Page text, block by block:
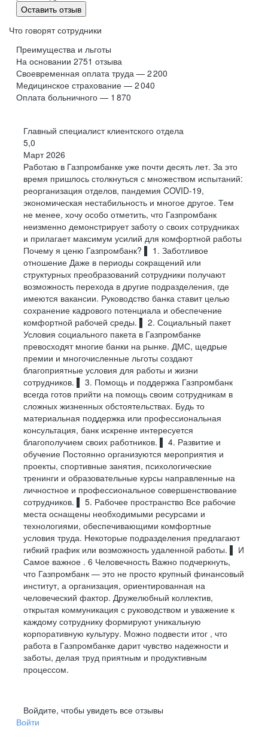
Розничный бизнес
Менеджер по продажам
Кассир-операционист
Начальник/заместитель начальника дополнительного
офиса
Премиальный банкинг
Ассистент премиального менеджера
Менеджер по премиальному обслуживанию
Директор по премиальному обслуживанию
Смотреть все вакансии
Выездные продажи
Выездной представитель банка
Менеджер отдела прямых и выездных продаж
Смотреть все вакансии
Корпоративные клиенты
Менеджер по привлечению зарплатных клиентов
Начальник отдела продаж зарплатных проектов
Смотреть все вакансии
Дистанционное обслуживание клиентов
Специалист входящей линии
Специалист по обслуживанию клиентов в чате
Нам важно, чтобы вы росли
вместе с бизнесом наших
клиентов
ЗАДАЧИ С РЕАЛЬНОЙ ПОЛЬЗОЙ
ДЛЯ БИЗНЕСА
Каждый день работаем над тем, что помогает
ДОХОД, НА КОТОРЫЙ МОЖНО
ВЛИЯТЬ
Понятная система мотивации: вы всегда
понимаете, какие показатели влияют на результат
и что помогает расти профессионально
и финансово
ПОНЯТНАЯ КАРЬЕРНАЯ МОДЕЛЬ
продажах, работе с партнерами, шаг за шагом
переходя на новый уровень
КОМАНДА, ГДЕ ВАЖЕН ВКЛАД
КАЖДОГО
Ценим инициативу, поддерживаем обмен опытом
и вместе ищем лучшие решения для клиентов
и бизнеса
ЭКСПЕРТИЗА, КОТОРАЯ ПРИНОСИТ
РЕЗУЛЬТАТ
Вы погружаетесь в задачи клиентов, понимаете
специфику бизнеса и предлагаете подходы,
которые работают на практике
СОВРЕМЕННЫЕ
ДЛЯ СИЛЬНЫХ
РЕШЕНИЙ
Мы являемся ключевым участником рынка
по организации расчетов, андеррайтингу
выпусков корпоративных облигаций
и управлению активами
Достигайте результата,
о комфорте позаботимся мы
Мы запустили
на open-source решения и внутреннюю разработку
Все вакансии Разработка QA
Сопровождение
Кибербезопасность
Backend DB Dev Devops
Инструменты
Swagger
OpenAPI
Async API
REST API
Данные и транспорт
Kafka
MQ
Redis
Hazelcast
PostgreSQL
Инфраструктура
Pact
Docker
Kubernetes
Bitbucket
TeamCity
Prometheus
Nexus
OpenIG
Nginx
ELK
Jaeger
Языки и Фреймворки
Java 17-21
Axiom JDK
Spring Boot
Spring WebFlux
СУБД
Tarantool
Redis
Microsoft SQL Server
Oracle
GreenPlum
Sybase ASE
и многие другие
Технологии БД
Реляционные NoSQL
Языки
SQL
Transact SQL
PL/SQL
PL/pgSQL
Инструменты
Liquibase
DBeaver
Microsoft SQL Server
Management Studio
и многие другие
Инструменты
PostgreSQL
ELK
VictoriaMetrics
Docker
Gradle
Helm
Ansible
Nexus
Keycloak
Teamcity
HAProxy
Hazelcast
Vector
JIRA
Kafka
Vault
Confluence
Grafana
Kubernetes
Платформы
RHEL
OpenShift
Kubernetes
Языки
Go
Python
Java
Kotlin
Bash
Библиотеки
Redux
React (16.8+|hooks|)
Платформы
Web (browser)
WebView (mobile)
Node.js
Языки
JavaScript Typescript
Инструменты
Git
Chrome DevTools
Fiddler/Charles
Bash
Docker
Автоматизация
Java/Python
Cucumber/JUnit REST
Assured/ Selenide
Test containers
WireMock
Инфраструктура
Jira + Xray
REST/AsyncAPI
Kafka
PostgreSQL
GitLab
TeamCity
Prometheus
Kubernetes
Нагрузка
JMeter
Gatling
Grafana
Языки и форматы данных
JSON/JSON SCHEMA
PYTHON
XML/XSD
SQL
GROOVY
JAVA
JAVASCRIPT
TYPESCRIPT
API First (OpenAPI
и AsyncAPI)
doc as code
Swagger
Postman
Rest
Методологии и планирование
user story / user story map
use case
Диаграммы и моделирование
ER-диаграммы
UML
BPMN
PlantUML
Mermaid
draw.io
Camunda modeler
Figma
Инструменты разработки и совместной работы
Jira
GitLab
Kafka
Оставить отзыв
Что говорят сотрудники
Преимущества и льготы
На основании 2751 отзыва
Своевременная оплата труда — 2 200
Медицинское страхование — 2 040
Оплата больничного — 1 870
Главный специалист клиентского отдела
5,0
Март 2026
Работаю в Газпромбанке уже почти десять лет. За это
время пришлось столкнуться с множеством испытаний:
реорганизация отделов, пандемия COVID-19,
экономическая нестабильность и многое другое. Тем
не менее, хочу особо отметить, что Газпромбанк
неизменно демонстрирует заботу о своих сотрудниках
и прилагает максимум усилий для комфортной работы
Почему я ценю Газпромбанк? ▌ 1. Заботливое
отношение Даже в периоды сокращений или
структурных преобразований сотрудники получают
возможность перехода в другие подразделения, где
имеются вакансии. Руководство банка ставит целью
сохранение кадрового потенциала и обеспечение
комфортной рабочей среды. ▌ 2. Социальный пакет
Условия социального пакета в Газпромбанке
превосходят многие банки на рынке. ДМС, щедрые
премии и многочисленные льготы создают
благоприятные условия для работы и жизни
сотрудников. ▌ 3. Помощь и поддержка Газпромбанк
всегда готов прийти на помощь своим сотрудникам в
сложных жизненных обстоятельствах. Будь то
материальная поддержка или профессиональная
консультация, банк искренне интересуется
благополучием своих работников. ▌ 4. Развитие и
обучение Постоянно организуются мероприятия и
проекты, спортивные занятия, психологические
тренинги и образовательные курсы направленные на
личностное и профессиональное совершенствование
сотрудников. ▌ 5. Рабочее пространство Все рабочие
места оснащены необходимыми ресурсами и
технологиями, обеспечивающими комфортные
условия труда. Некоторые подразделения предлагают
гибкий график или возможность удаленной работы. ▌ И
Самое важное . 6 Человечность Важно подчеркнуть,
что Газпромбанк — это не просто крупный финансовый
институт, а организация, ориентированная на
человеческий фактор. Дружелюбный коллектив,
открытая коммуникация с руководством и уважение к
каждому сотруднику формируют уникальную
корпоративную культуру. Можно подвести итог , что
работа в Газпромбанке дарит чувство надежности и
заботы, делая труд приятным и продуктивным
процессом.
Войдите, чтобы увидеть все отзывы
Войти